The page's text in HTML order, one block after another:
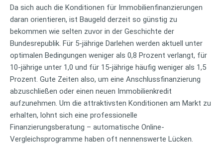
Da sich auch die Konditionen für Immobilienfinanzierungen
daran orientieren, ist Baugeld derzeit so günstig zu
bekommen wie selten zuvor in der Geschichte der
Bundesrepublik. Für 5-jährige Darlehen werden aktuell unter
optimalen Bedingungen weniger als 0,8 Prozent verlangt, für
10-jährige unter 1,0 und für 15-jährige häufig weniger als 1,5
Prozent. Gute Zeiten also, um eine Anschlussfinanzierung
abzuschließen oder einen neuen Immobilienkredit
aufzunehmen. Um die attraktivsten Konditionen am Markt zu
erhalten, lohnt sich eine professionelle
Finanzierungsberatung – automatische Online-
Vergleichsprogramme haben oft nennenswerte Lücken.